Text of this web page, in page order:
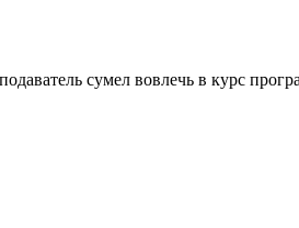
сумел вовлечь в курс